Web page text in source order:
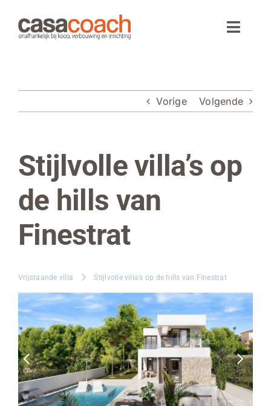
naar
inhoud
Toggle
Wonen in Spanje
Webinar
Over CasaCoach
Vorige Volgende
Bekijk
grotere
afbeelding
Stijlvolle villa’s op
de hills van
Finestrat
Vrijstaande villa Stijlvolle villa’s op de hills van Finestrat